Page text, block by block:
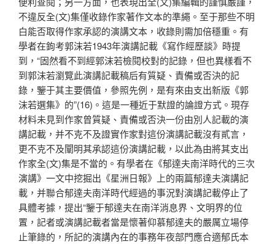
不違反全(文)集僅收錄作家著作文本的準繩。至于那些不明
白能否取得作家承認的演講文本，收錄則需加倍穩重。有
學者在鉤考郭沫若1943年演講記載《寫作經歷談》時提
到，“固然看不到經郭沫若檢閱校對的記錄，但也異樣看不
到郭沫若瀏覽此演講記載稿后有質疑、責備或否決的記
錄，鑒于其主要價值，參照先例，是有來由支出新版《郭
沫若選集》的”(16)。這是一種近于默證的論證方式。現存
材料未見到作家曾質疑、責備或否決一份由別人記載的演
講記載，并不克不及證實作家對這份演講記載沒有貳言，
更不克不及闡明其承認這份演講記載，以此為由將其支出
作家全(文)集是不當的。有學者在《郁達夫南洋時代的三次
演講》一文中挖掘出《星洲日報》上的兩篇郁達夫演講記
載，并聯合郁達夫南洋時代經過的事況對演講記載停止了
具體考據，提出“鑒于郁達夫在南洋消息界、文明界的位
置，記者或演講記載者當是懷著仰慕郁達夫的嚴厲立場停
止筆錄的，所記的演講內在的事務年夜部門應合適郁氏本